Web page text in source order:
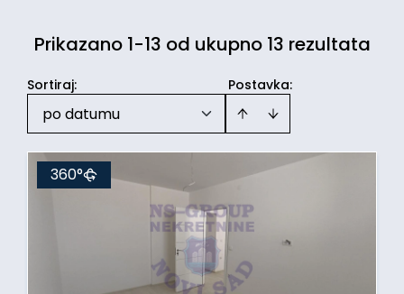
Prikazano 1-13 od ukupno 13 rezultata
Postavka:
Sortiraj:
po datumu
360°